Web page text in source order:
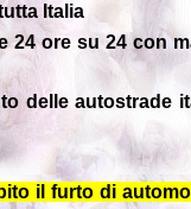
Italia
ore su 24 con
delle autostrade
il furto di